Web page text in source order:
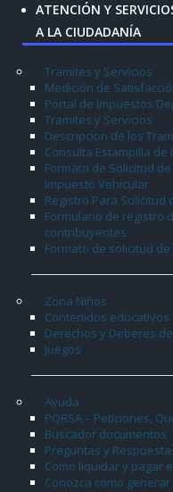
ATENCIÓN Y
A LA CIUDADANÍA
Tramites y Servicios
Medición de
Portal de Impuestos
Tramites y Servicios
Descripcion de los
Consulta Estampilla de
Formato de Solicitud
Impuesto Vehicular
Registro Para Solicitud
Formulario de registro
contribuyentes
Formato de solicitud
Zona Niños
Contenidos educativos
Derechos y Deberes
Juegos
Ayuda
PQRSA – Peticiones,
Buscador documentos
Preguntas y
Como liquidar y pagar
Conozca como